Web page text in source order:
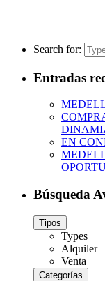
Search for:
Entradas
EN
Búsqueda
Tipos
Types
Alquiler
Venta
Categorías